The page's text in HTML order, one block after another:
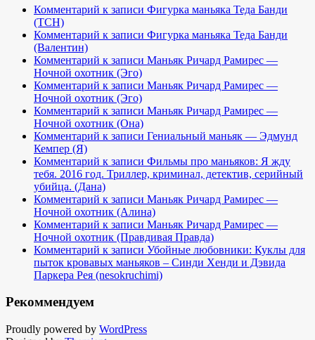
Комментарий к записи Фигурка маньяка Теда Банди
(TCH)
Комментарий к записи Фигурка маньяка Теда Банди
(Валентин)
Комментарий к записи Маньяк Ричард Рамирес —
Ночной охотник (Эго)
Комментарий к записи Маньяк Ричард Рамирес —
Ночной охотник (Эго)
Комментарий к записи Маньяк Ричард Рамирес —
Ночной охотник (Она)
Комментарий к записи Гениальный маньяк — Эдмунд
Кемпер (Я)
Комментарий к записи Фильмы про маньяков: Я жду
тебя. 2016 год. Триллер, криминал, детектив, серийный
убийца. (Дана)
Комментарий к записи Маньяк Ричард Рамирес —
Ночной охотник (Алина)
Комментарий к записи Маньяк Ричард Рамирес —
Ночной охотник (Правдивая Правда)
Комментарий к записи Убойные любовники: Куклы для
пыток кровавых маньяков – Синди Хенди и Дэвида
Паркера Рея (nesokruchimi)
Рекоммендуем
Proudly powered by WordPress